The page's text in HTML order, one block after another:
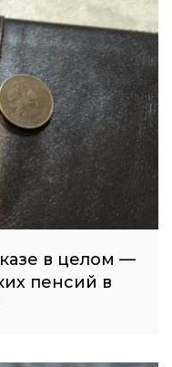
в целом —
пенсий в